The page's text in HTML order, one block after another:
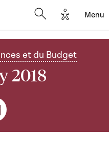
Options
Menu
et du Budget
2018
and meetings